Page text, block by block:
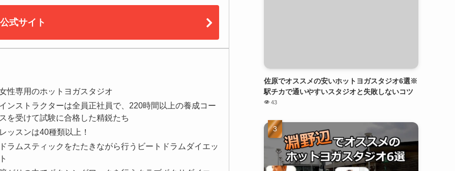
公式サイト
性専用のホットヨガスタジオ
インストラクターは全員正社員で、220時間以上の養成コー
スを受けて試験に合格した精鋭たち
レッスンは40種類以上！
ドラムスティックをたたきながら行うビートドラムダイエッ
ト
佐原でオススメの安いホットヨガスタジオ6選※
駅チカで通いやすいスタジオと失敗しないコツ
43